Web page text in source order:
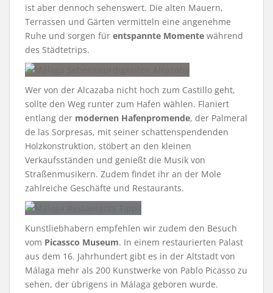
ist aber dennoch sehenswert. Die alten Mauern,
Terrassen und Gärten vermitteln eine angenehme
Ruhe und sorgen für entspannte Momente während
des Städtetrips.
Wer von der Alcazaba nicht hoch zum Castillo geht,
sollte den Weg runter zum Hafen wählen. Flaniert
entlang der modernen Hafenpromende, der Palmeral
de las Sorpresas, mit seiner schattenspendenden
Holzkonstruktion, stöbert an den kleinen
Verkaufsständen und genießt die Musik von
Straßenmusikern. Zudem findet ihr an der Mole
zahlreiche Geschäfte und Restaurants.
Kunstliebhabern empfehlen wir zudem den Besuch
vom Picassco Museum. In einem restaurierten Palast
aus dem 16. Jahrhundert gibt es in der Altstadt von
Málaga mehr als 200 Kunstwerke von Pablo Picasso zu
sehen, der übrigens in Málaga geboren wurde.